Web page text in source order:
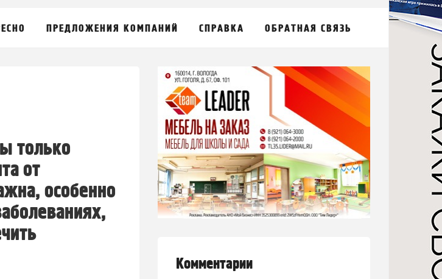
ПРЕДЛОЖЕНИЯ КОМПАНИЙ СПРАВКА ОБРАТНАЯ СВЯЗЬ
только
от
особенно
Комментарии